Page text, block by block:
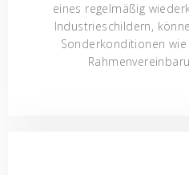
eines regelmäßig
Industrieschildern,
Sonderkonditionen